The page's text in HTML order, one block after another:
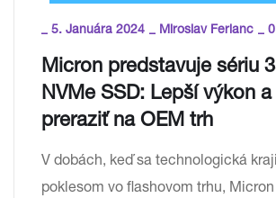
_ 5. Januára 2024 _ Miroslav Ferianc _
Micron predstavuje sériu
NVMe SSD: Lepší výkon
preraziť na OEM trh
V dobách, keď sa technologická
poklesom vo flashovom trhu,